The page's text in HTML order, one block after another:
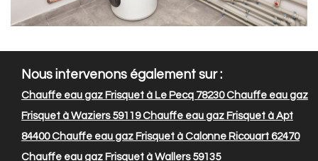
Nous intervenons également sur :
Chauffe eau gaz Frisquet à Le Pecq 78230Chauffe eau gaz
Frisquet à Waziers 59119Chauffe eau gaz Frisquet à Apt
84400Chauffe eau gaz Frisquet à Calonne Ricouart 62470
Chauffe eau gaz Frisquet à Wallers 59135